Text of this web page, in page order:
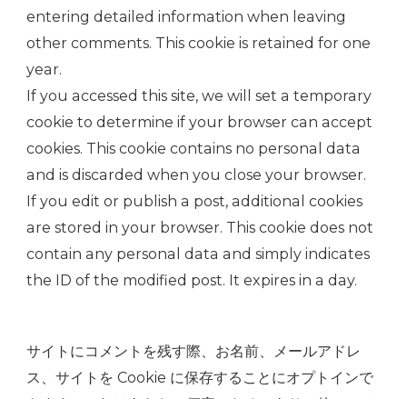
entering detailed information when leaving
other comments. This cookie is retained for one
year.
If you accessed this site, we will set a temporary
cookie to determine if your browser can accept
cookies. This cookie contains no personal data
and is discarded when you close your browser.
If you edit or publish a post, additional cookies
are stored in your browser. This cookie does not
contain any personal data and simply indicates
the ID of the modified post. It expires in a day.
サイトにコメントを残す際、お名前、メールアドレ
ス、サイトを Cookie に保存することにオプトインで